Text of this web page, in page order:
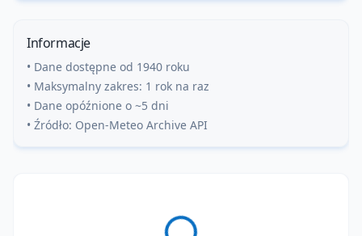
Informacje
• Dane dostępne od 1940 roku
• Maksymalny zakres: 1 rok na raz
• Dane opóźnione o ~5 dni
• Źródło: Open-Meteo Archive API